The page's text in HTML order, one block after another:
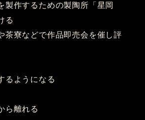
製作するための製陶所「星岡
る
茶寮などで作品即売会を催し評
るようになる
ら離れる